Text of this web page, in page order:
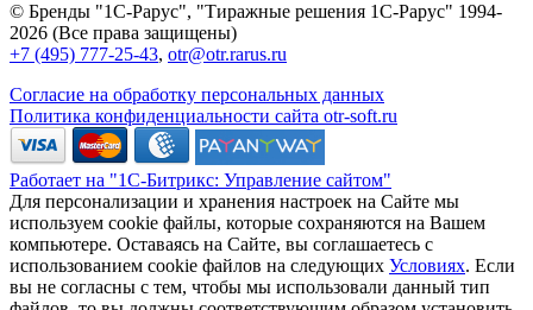
© Бренды "1С-Рарус", "Тиражные решения 1С-Рарус" 1994-
2026 (Все права защищены)
+7 (495) 777-25-43, otr@otr.rarus.ru
Согласие на обработку персональных данных
Политика конфиденциальности сайта otr-soft.ru
Работает на "1С-Битрикс: Управление сайтом"
Для персонализации и хранения настроек на Сайте мы
используем cookie файлы, которые сохраняются на Вашем
компьютере. Оставаясь на Сайте, вы соглашаетесь с
использованием cookie файлов на следующих Условиях. Если
вы не согласны с тем, чтобы мы использовали данный тип